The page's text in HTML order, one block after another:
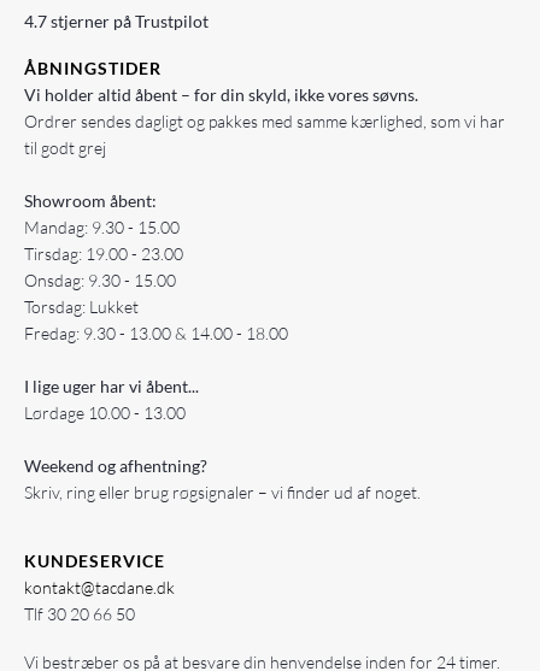
4.7 stjerner på Trustpilot
ÅBNINGSTIDER
Vi holder altid åbent – for din skyld, ikke vores søvns.
Ordrer sendes dagligt og pakkes med samme kærlighed, som vi har
til godt grej
Showroom åbent:
Mandag: 9.30 - 15.00
Tirsdag: 19.00 - 23.00
Onsdag: 9.30 - 15.00
Torsdag: Lukket
Fredag: 9.30 - 13.00 & 14.00 - 18.00
I lige uger har vi åbent...
Lørdage 10.00 - 13.00
Weekend og afhentning?
Skriv, ring eller brug røgsignaler – vi finder ud af noget.
KUNDESERVICE
kontakt@tacdane.dk
Tlf 30 20 66 50
Vi bestræber os på at besvare din henvendelse inden for 24 timer.